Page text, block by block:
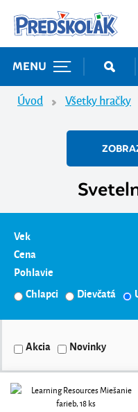
MENU
Úvod Všetky hračky
Vek
Cena
Pohlavie
Chlapci
Dievčatá
Akcia Novinky